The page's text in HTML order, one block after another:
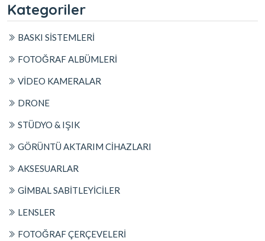
Kategoriler
BASKI SİSTEMLERİ
FOTOĞRAF ALBÜMLERİ
VİDEO KAMERALAR
DRONE
STÜDYO & IŞIK
GÖRÜNTÜ AKTARIM CİHAZLARI
AKSESUARLAR
GİMBAL SABİTLEYİCİLER
LENSLER
FOTOĞRAF ÇERÇEVELERİ